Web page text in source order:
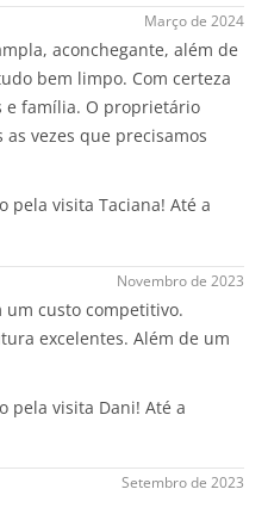
Março de 2024
aconchegante, além de
bem limpo. Com certeza
e família. O proprietário
vezes que precisamos
pela visita Taciana! Até a
Novembro de 2023
um custo competitivo.
excelentes. Além de um
pela visita Dani! Até a
Setembro de 2023